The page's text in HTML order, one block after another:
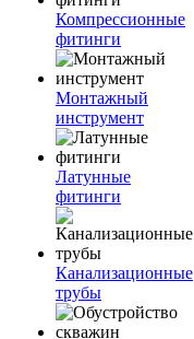
Компрессионные
фитинги
Монтажный
инструмент
Латунные
фитинги
Канализационные
трубы